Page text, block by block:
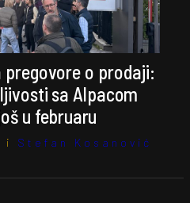
pregovore o prodaji:
sa Alpacom
u februaru
i Stefan Kosanović